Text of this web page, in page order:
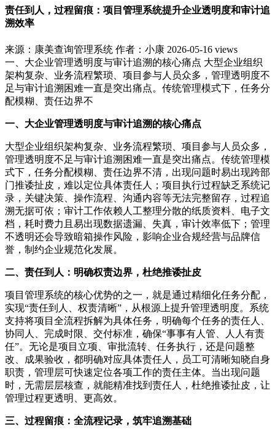
责任到人，过程留痕：项目管理系统提升企业透明度和审计追
溯效率
来源：康美查询管理系统 作者：小康 2026-05-16 views
一、大企业管理透明度与审计追溯的核心痛点 大型企业组织
架构复杂、业务流程繁琐、项目参与人员众多，管理透明度不
足与审计追溯困难一直是突出痛点。传统管理模式下，任务分
配模糊、责任边界不
一、大企业管理透明度与审计追溯的核心痛点
大型企业组织架构复杂、业务流程繁琐、项目参与人员众多，
管理透明度不足与审计追溯困难一直是突出痛点。传统管理模
式下，任务分配模糊、责任边界不清，出现问题时易出现跨部
门推诿扯皮，难以定位具体责任人；项目执行过程缺乏系统记
录，关键决策、操作流程、沟通内容等无法完整留存，过程追
溯无据可依；审计工作依赖人工整理分散的纸质资料、电子文
档，耗时费力且易出现数据遗漏、失真，审计效率低下；管理
不透明还会导致暗箱操作风险，影响企业合规经营与品牌信
誉，制约企业规范化发展。
二、责任到人：明确权责边界，杜绝推诿扯皮
项目管理系统的核心优势的之一，就是通过精细化任务分配，
实现“责任到人、权责清晰”，从根源上提升管理透明度。系统
支持将项目全流程拆解为具体任务，明确每个任务的责任人、
协同人、完成时限、交付标准，确保“事事有人管、人人有责
任”。无论是项目立项、审批流转、任务执行，还是问题整
改、成果验收，都明确对应具体责任人，员工可清晰知晓自身
职责，管理层可快速定位各项工作的责任主体。当出现问题
时，无需层层核查，就能精准找到责任人，杜绝推诿扯皮，让
管理过程更透明、更高效。
三、过程留痕：全流程记录，筑牢追溯基础